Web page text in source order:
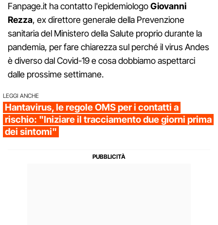
Fanpage.it ha contatto l'epidemiologoGiovanni
Rezza, ex direttore generale della Prevenzione
sanitaria del Ministero della Salute proprio durante la
pandemia, per fare chiarezza sul perché il virus Andes
è diverso dal Covid-19 e cosa dobbiamo aspettarci
dalle prossime settimane.
LEGGI ANCHE
Hantavirus, le regole OMS per i contatti a
rischio: "Iniziare il tracciamento due giorni prima
dei sintomi"